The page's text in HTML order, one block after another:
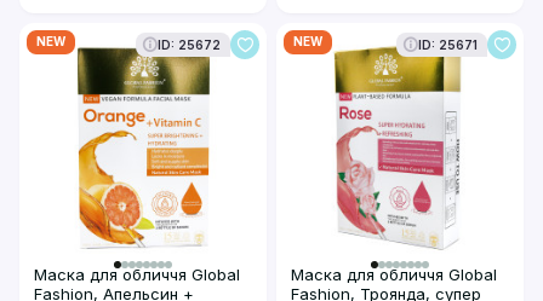
NEW ID: 25672
Маска для обличчя Global
Fashion, Апельсин +
NEW ID: 25671
Маска для обличчя Global
Fashion, Троянда, супер